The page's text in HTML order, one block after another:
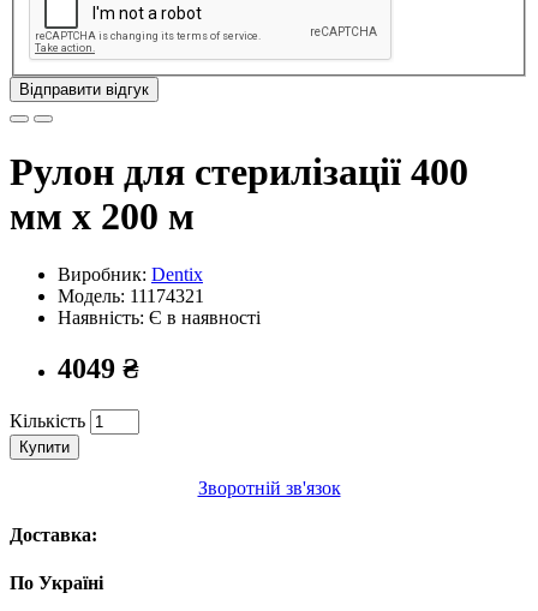
Відправити відгук
Рулон для стерилізації 400
мм х 200 м
Виробник: Dentix
Модель: 11174321
Наявність: Є в наявності
4049 ₴
Кількість
Купити
Зворотній зв'язок
Доставка:
По Україні